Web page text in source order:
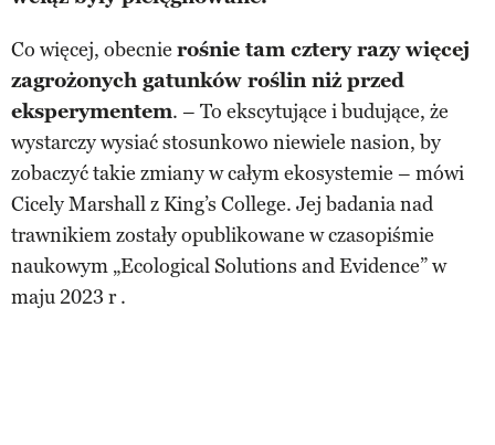
Co więcej, obecnie rośnie tam cztery razy więcej
zagrożonych gatunków roślin niż przed
eksperymentem. – To ekscytujące i budujące, że
wystarczy wysiać stosunkowo niewiele nasion, by
zobaczyć takie zmiany w całym ekosystemie – mówi
Cicely Marshall z King’s College. Jej badania nad
trawnikiem zostały opublikowane w czasopiśmie
naukowym „Ecological Solutions and Evidence” w
maju 2023 r .